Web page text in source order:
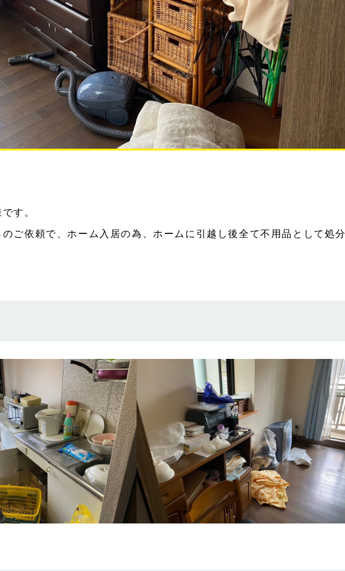
す。
ご依頼で、ホーム入居の為、ホームに引越し後全て不用品として処分